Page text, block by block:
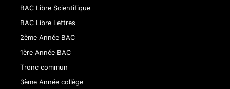
BAC Libre Scientifique
BAC Libre Lettres
2ème Année BAC
1ère Année BAC
Tronc commun
3ème Année collège